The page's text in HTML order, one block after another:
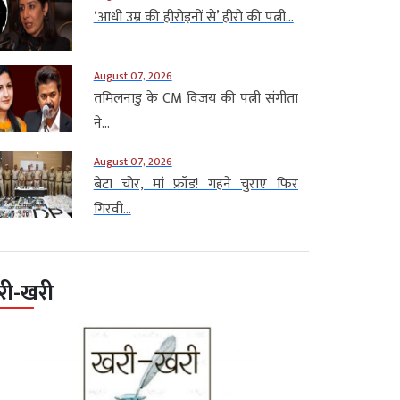
‘आधी उम्र की हीरोइनों से’ हीरो की पत्नी...
August 07, 2026
तमिलनाडु के CM विजय की पत्नी संगीता
ने...
August 07, 2026
बेटा चोर, मां फ्रॉड! गहने चुराए फिर
गिरवी...
खरी